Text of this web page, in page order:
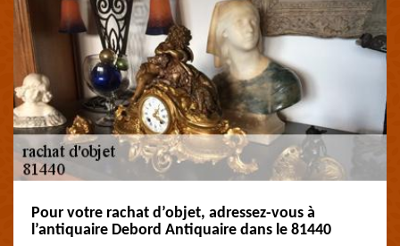
Pour votre rachat d’objet, adressez-vous à
l’antiquaire Debord Antiquaire dans le 81440